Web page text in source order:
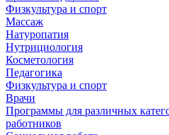
Физкультура и спорт
Массаж
Натуропатия
Нутрициология
Косметология
Педагогика
Физкультура и спорт
Врачи
Программы для различных
работников